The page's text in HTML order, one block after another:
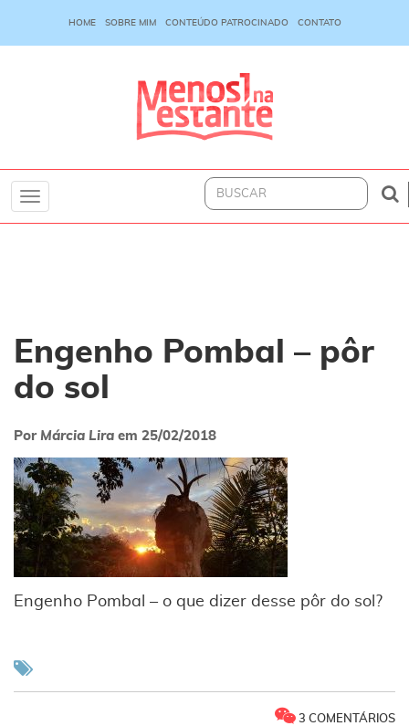
HOME SOBRE MIM CONTEÚDO PATROCINADO CONTATO
Toggle
Engenho Pombal – pôr
do sol
Por Márcia Lira em 25/02/2018
Engenho Pombal – o que dizer desse pôr do sol?
3 COMENTÁRIOS